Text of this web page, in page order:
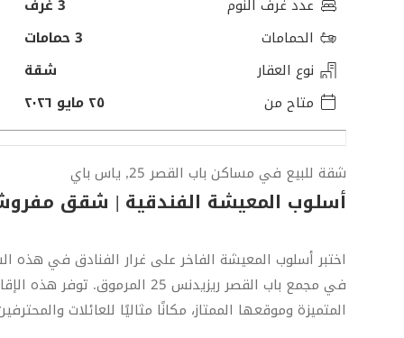
عدد غرف النوم
3 غرف
الحمامات
3 حمامات
نوع العقار
شقة
متاح من
٢٥ مايو ٢٠٢٦
شقة للبيع في مساكن باب القصر 25, ياس باي
أسلوب المعيشة الفندقية | شقق
اختبر أسلوب المعيشة الفاخر على غرار الفنادق في هذه
في مجمع باب القصر ريزيدنس 25
المتميزة وموقعها الممتاز، مكانًا مثاليًا للعائلات